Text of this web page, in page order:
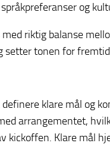
og
riktig balanse
setter tonen for
klare mål og
arrangementet,
Klare mål